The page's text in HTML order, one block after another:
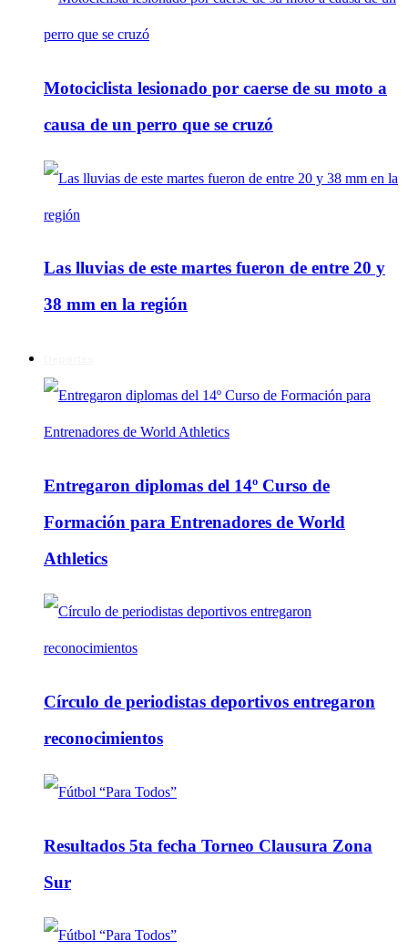
Motociclista lesionado por caerse de su moto a
causa de un perro que se cruzó
Las lluvias de este martes fueron de entre 20 y
38 mm en la región
Entregaron diplomas del 14º Curso de
Formación para Entrenadores de World
Athletics
Círculo de periodistas deportivos entregaron
reconocimientos
Resultados 5ta fecha Torneo Clausura Zona
Sur